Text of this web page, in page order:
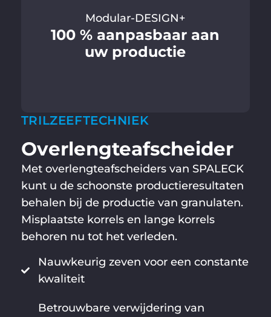
TRILZEEFTECHNIEK
Overlengteafscheider
Met overlengteafscheiders van SPALECK
kunt u de schoonste productieresultaten
behalen bij de productie van granulaten.
Misplaatste korrels en lange korrels
behoren nu tot het verleden.
Nauwkeurig zeven voor een constante
kwaliteit
Betrouwbare verwijdering van
Modular-DESIGN+
100 % aanpasbaar aan
uw productie